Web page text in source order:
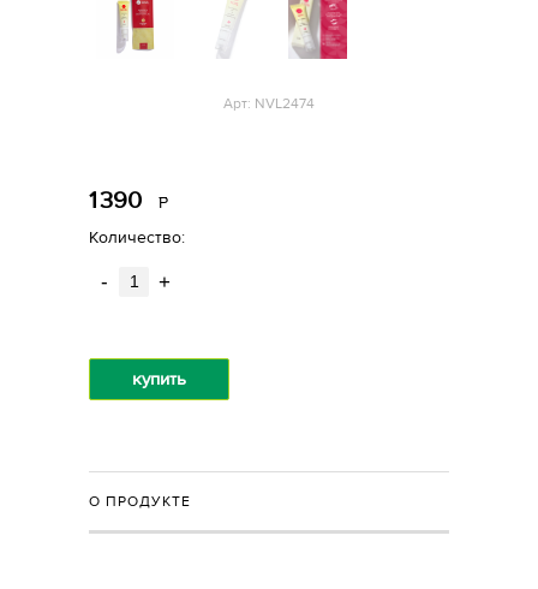
Арт: NVL2474
1390 Р
Количество:
- +
купить
О ПРОДУКТЕ